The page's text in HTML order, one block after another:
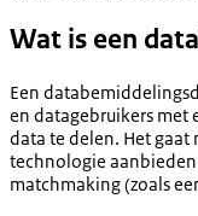
Wat is een
Een
en datagebruikers met
data te delen. Het
technologie
matchmaking (zoals